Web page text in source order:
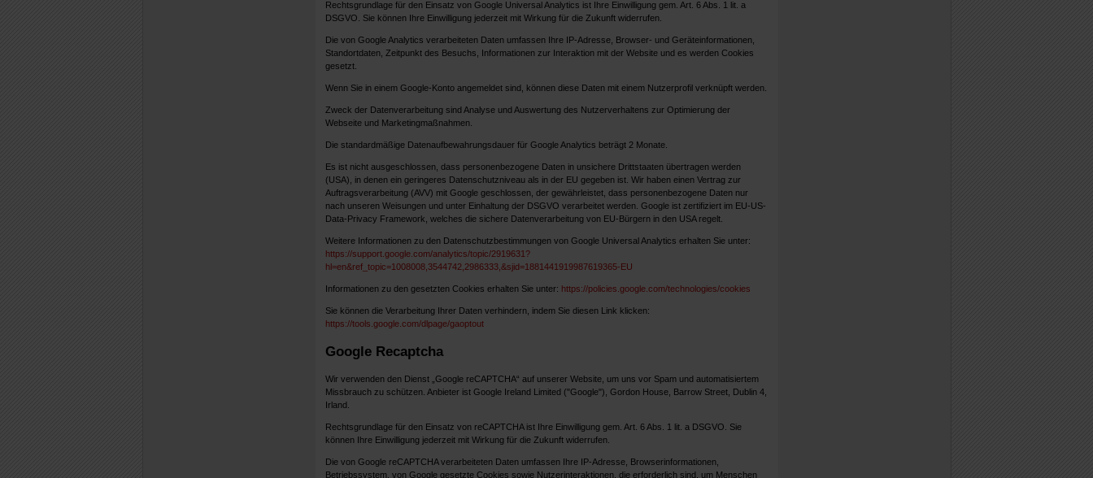
Rechtsgrundlage für den Einsatz von Google Universal Analytics ist Ihre Einwilligung gem. Art. 6 Abs. 1 lit. a
DSGVO. Sie können Ihre Einwilligung jederzeit mit Wirkung für die Zukunft widerrufen.
Die von Google Analytics verarbeiteten Daten umfassen Ihre IP-Adresse, Browser- und Geräteinformationen,
Standortdaten, Zeitpunkt des Besuchs, Informationen zur Interaktion mit der Website und es werden Cookies
gesetzt.
Wenn Sie in einem Google-Konto angemeldet sind, können diese Daten mit einem Nutzerprofil verknüpft werden.
Zweck der Datenverarbeitung sind Analyse und Auswertung des Nutzerverhaltens zur Optimierung der
Webseite und Marketingmaßnahmen.
Die standardmäßige Datenaufbewahrungsdauer für Google Analytics beträgt 2 Monate.
Es ist nicht ausgeschlossen, dass personenbezogene Daten in unsichere Drittstaaten übertragen werden
(USA), in denen ein geringeres Datenschutzniveau als in der EU gegeben ist. Wir haben einen Vertrag zur
Auftragsverarbeitung (AVV) mit Google geschlossen, der gewährleistet, dass personenbezogene Daten nur
nach unseren Weisungen und unter Einhaltung der DSGVO verarbeitet werden. Google ist zertifiziert im EU-US-
Data-Privacy Framework, welches die sichere Datenverarbeitung von EU-Bürgern in den USA regelt.
Weitere Informationen zu den Datenschutzbestimmungen von Google Universal Analytics erhalten Sie unter:
https://support.google.com/analytics/topic/2919631?
hl=en&ref_topic=1008008,3544742,2986333,&sjid=1881441919987619365-EU
Informationen zu den gesetzten Cookies erhalten Sie unter: https://policies.google.com/technologies/cookies
Sie können die Verarbeitung Ihrer Daten verhindern, indem Sie diesen Link klicken:
https://tools.google.com/dlpage/gaoptout
Google Recaptcha
Wir verwenden den Dienst „Google reCAPTCHA“ auf unserer Website, um uns vor Spam und automatisiertem
Missbrauch zu schützen. Anbieter ist Google Ireland Limited ("Google"), Gordon House, Barrow Street, Dublin 4,
Irland.
Rechtsgrundlage für den Einsatz von reCAPTCHA ist Ihre Einwilligung gem. Art. 6 Abs. 1 lit. a DSGVO. Sie
können Ihre Einwilligung jederzeit mit Wirkung für die Zukunft widerrufen.
Die von Google reCAPTCHA verarbeiteten Daten umfassen Ihre IP-Adresse, Browserinformationen,
Betriebssystem, von Google gesetzte Cookies sowie Nutzerinteraktionen, die erforderlich sind, um Menschen